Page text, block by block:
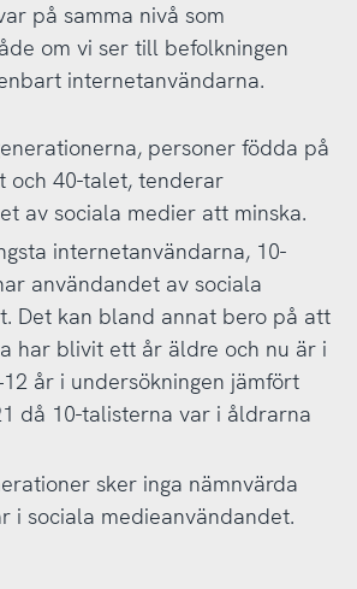
på samma nivå som
om vi ser till befolkningen
internetanvändarna.
personer födda på
och 40-talet, tenderar
av sociala medier att minska.
internetanvändarna, 10-
användandet av sociala
Det kan bland annat bero på att
har blivit ett år äldre och nu är i
år i undersökningen jämfört
då 10-talisterna var i åldrarna
sker inga nämnvärda
i sociala medieanvändandet.